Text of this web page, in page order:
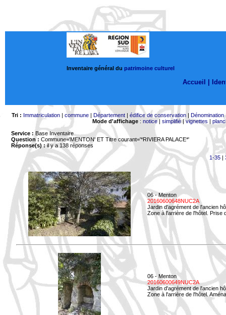
Inventaire général du patrimoine culturel
Accueil |
Tri : Immatriculation| commune| Département| édifice de conservation| Dénomination
Mode d'affichage: notice| simplifié|vignettes |
Service : Base Inventaire
Question : Commune='MENTON' ET Titre courant='*RIVIERA PALACE*'
Réponse(s) :il y a 138 réponses
1-35|
06 - Menton
20160600648NUC2A
Jardin d'agrément de l'ancien
Zone à l'arrière de l'hôtel. Prise
06 - Menton
20160600649NUC2A
Jardin d'agrément de l'ancien
Zone à l'arrière de l'hôtel.